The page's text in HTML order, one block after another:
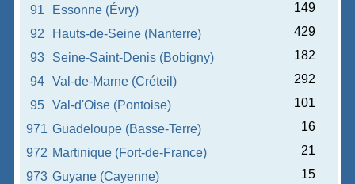
91
Essonne (Évry)
149
92
Hauts-de-Seine (Nanterre)
429
93
Seine-Saint-Denis (Bobigny)
182
94
Val-de-Marne (Créteil)
292
95
Val-d'Oise (Pontoise)
101
971 Guadeloupe (Basse-Terre)
16
972 Martinique (Fort-de-France)
21
973 Guyane (Cayenne)
15